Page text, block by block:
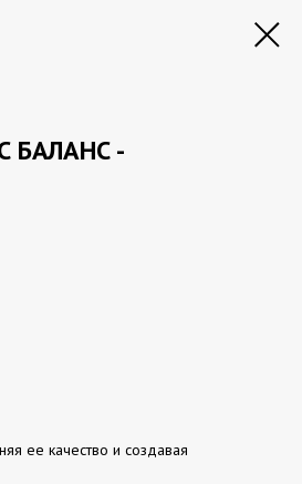
БАЛАНС -
ее качество и создавая